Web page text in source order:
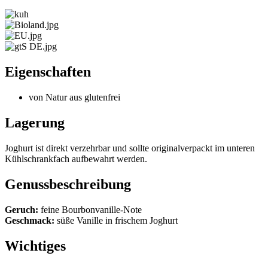
Eigenschaften
von Natur aus glutenfrei
Lagerung
Joghurt ist direkt verzehrbar und sollte originalverpackt im unteren
Kühlschrankfach aufbewahrt werden.
Genussbeschreibung
Geruch: feine Bourbonvanille-Note
Geschmack: süße Vanille in frischem Joghurt
Wichtiges